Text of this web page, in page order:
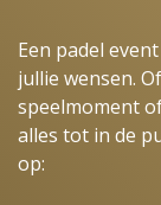
Een padel
jullie wensen.
speelmoment
alles tot in de
op: